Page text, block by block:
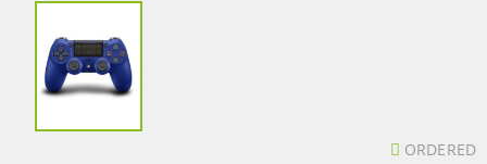
ORDERED